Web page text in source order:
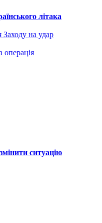
літака
на удар
операція
ситуацію